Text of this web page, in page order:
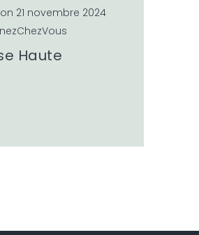
21 novembre 2024
Haute